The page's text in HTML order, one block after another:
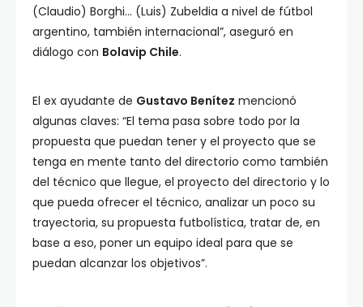
(Claudio) Borghi… (Luis) Zubeldia a nivel de fútbol
argentino, también internacional”, aseguró en
diálogo con Bolavip Chile.
El ex ayudante de Gustavo Benítez mencionó
algunas claves: “El tema pasa sobre todo por la
propuesta que puedan tener y el proyecto que se
tenga en mente tanto del directorio como también
del técnico que llegue, el proyecto del directorio y lo
que pueda ofrecer el técnico, analizar un poco su
trayectoria, su propuesta futbolística, tratar de, en
base a eso, poner un equipo ideal para que se
puedan alcanzar los objetivos”.